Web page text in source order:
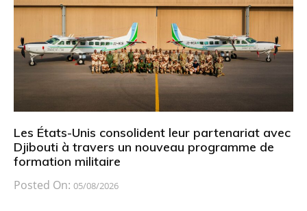
Les États-Unis consolident leur partenariat avec
Djibouti à travers un nouveau programme de
formation militaire
Posted On: 05/08/2026